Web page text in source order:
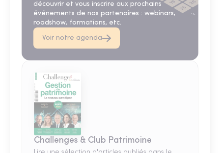
découvrir et vous inscrire aux prochains
événements de nos partenaires : webinars,
roadshow, formations, etc.
Voir notre agenda
Challenges & Club Patrimoine